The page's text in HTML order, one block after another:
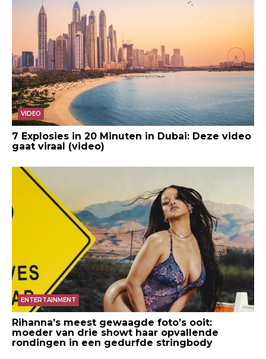
VIDEO
7 Explosies in 20 Minuten in Dubai: Deze video
gaat viraal (video)
ENTERTAINMENT
Rihanna’s meest gewaagde foto’s ooit:
moeder van drie showt haar opvallende
rondingen in een gedurfde stringbody